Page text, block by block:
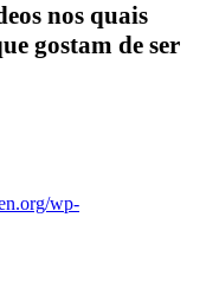
nos quais
gostam de ser
wp-